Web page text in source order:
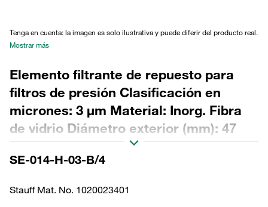
Tenga en cuenta: la imagen es solo ilustrativa y puede diferir del producto real.
Mostrar más
Elemento filtrante de repuesto para
filtros de presión Clasificación en
micrones: 3 µm Material: Inorg. Fibra
de vidrio Diámetro exterior (mm): 47
Diámetro interior (mm): 22,2 Longitud
(mm): 84 Sellado: NBR, relación β >200
SE-014-H-03-B/4
Stauff Mat. No. 1020023401